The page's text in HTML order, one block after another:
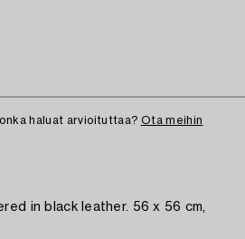
haluat arvioituttaa? Ota meihin
in black leather. 56 x 56 cm,